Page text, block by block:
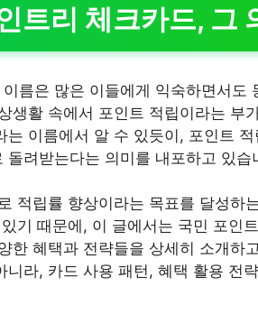
트리 체크카드, 그
름은 많은 이들에게 익숙하면서도
생활 속에서 포인트 적립이라는 부
는 이름에서 알 수 있듯이, 포인트
돌려받는다는 의미를 내포하고 있습
적립률 향상이라는 목표를 달성하
기 때문에, 이 글에서는 국민 포인
한 혜택과 전략들을 상세히 소개하
니라, 카드 사용 패턴, 혜택 활용 전